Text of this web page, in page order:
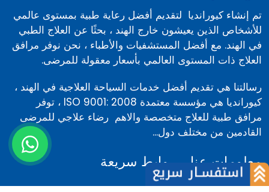
تم إنشاء كيورانديا لتقديم أفضل رعاية طبية بمستوى عالمي
للأشخاص الذين يعيشون خارج الهند ، بحثًا عن العلاج الطبي
في الهند. مع أفضل المستشفيات والأطباء ، نحن نوفر مرافق
العلاج ذات المستوى العالمي بأسعار معقولة للمرضى.
رسالتنا هي تقديم أفضل خدمات السياحة العلاجية في الهند ،
كيورانديا هي مؤسسة معتمدة ISO 9001: 2008 ، توفر
مرافق طبية للعلاج متخصصة والاهم رضاء علاجي للمرضى
القادمين من مختلف دول...
معلومات عنا
عن الشركة
روابط سريعة
أخبار